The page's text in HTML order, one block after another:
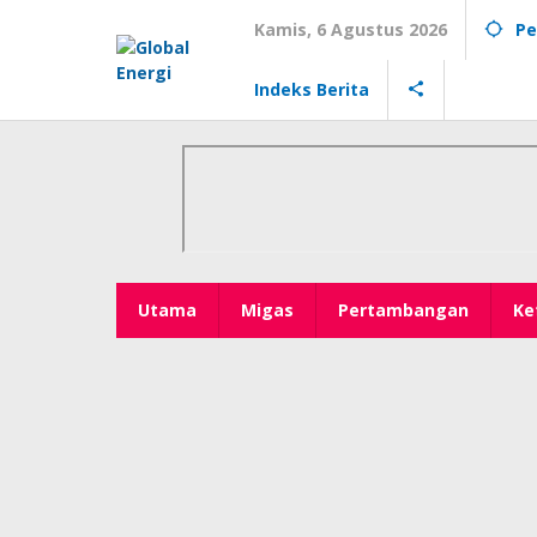
Kamis, 6 Agustus 2026
Indeks Berita
Utama Migas Pertambangan